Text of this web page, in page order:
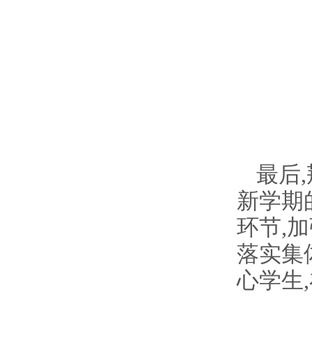
最后,
新学期
环节,
落实集
心学生,